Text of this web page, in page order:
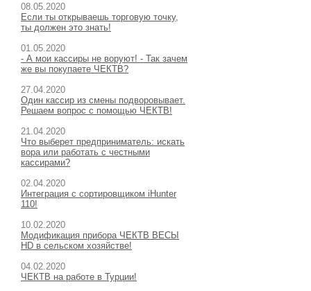
08.05.2020
Если ты открываешь торговую точку,
ты должен это знать!
01.05.2020
- А мои кассиры не воруют! - Так зачем
же вы покупаете ЧЕКТВ?
27.04.2020
Один кассир из смены подворовывает.
Решаем вопрос с помощью ЧЕКТВ!
21.04.2020
Что выберет предприниматель: искать
вора или работать с честными
кассирами?
02.04.2020
Интеграция с сортировщиком iHunter
110!
10.02.2020
Модификация прибора ЧЕКТВ ВЕСЫ
HD в сельском хозяйстве!
04.02.2020
ЧЕКТВ на работе в Турции!